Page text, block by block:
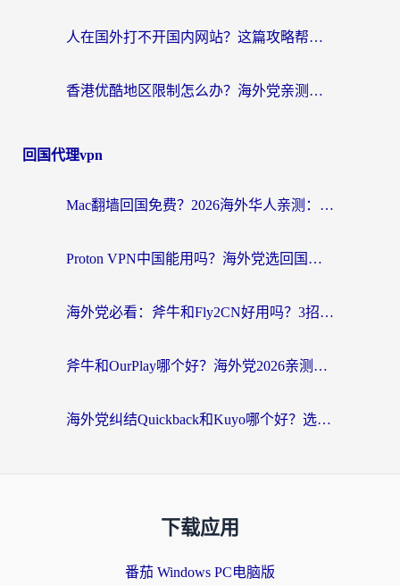
人在国外打不开国内网站？这篇攻略帮你无缝解锁国内资源（附交管12123使用技巧）
香港优酷地区限制怎么办？海外党亲测有效的追剧解决方案
回国代理vpn
Mac翻墙回国免费？2026海外华人亲测：从CCTV5直播到国内APP，这样选加速器才靠谱
Proton VPN中国能用吗？海外党选回国加速器的避坑指南（附番茄加速器实测）
海外党必看：斧牛和Fly2CN好用吗？3招教你选对回国加速器（附免费试用攻略）
斧牛和OurPlay哪个好？海外党2026亲测：选对加速器，国内资源秒加载
海外党纠结Quickback和Kuyo哪个好？选对回国加速器才能无缝刷国内资源
下载应用
番茄 Windows PC电脑版